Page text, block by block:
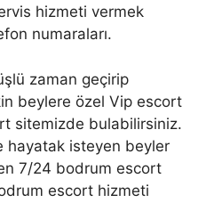
hizmeti vermek
numaraları.
zaman geçirip
beylere özel Vip escort
sitemizde bulabilirsiniz.
hayatak isteyen beyler
7/24 bodrum escort
escort hizmeti